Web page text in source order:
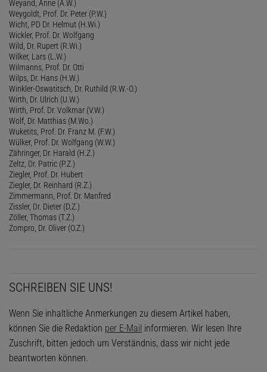
Weyand, Anne (A.W.)
Weygoldt, Prof. Dr. Peter (P.W.)
Wicht, PD Dr. Helmut (H.Wi.)
Wickler, Prof. Dr. Wolfgang
Wild, Dr. Rupert (R.Wi.)
Wilker, Lars (L.W.)
Wilmanns, Prof. Dr. Otti
Wilps, Dr. Hans (H.W.)
Winkler-Oswatitsch, Dr. Ruthild (R.W.-O.)
Wirth, Dr. Ulrich (U.W.)
Wirth, Prof. Dr. Volkmar (V.W.)
Wolf, Dr. Matthias (M.Wo.)
Wuketits, Prof. Dr. Franz M. (F.W.)
Wülker, Prof. Dr. Wolfgang (W.W.)
Zähringer, Dr. Harald (H.Z.)
Zeltz, Dr. Patric (P.Z.)
Ziegler, Prof. Dr. Hubert
Ziegler, Dr. Reinhard (R.Z.)
Zimmermann, Prof. Dr. Manfred
Zissler, Dr. Dieter (D.Z.)
Zöller, Thomas (T.Z.)
Zompro, Dr. Oliver (O.Z.)
SCHREIBEN SIE UNS!
Wenn Sie inhaltliche Anmerkungen zu diesem Artikel haben,
können Sie die Redaktion per E-Mail informieren. Wir lesen Ihre
Zuschrift, bitten jedoch um Verständnis, dass wir nicht jede
beantworten können.